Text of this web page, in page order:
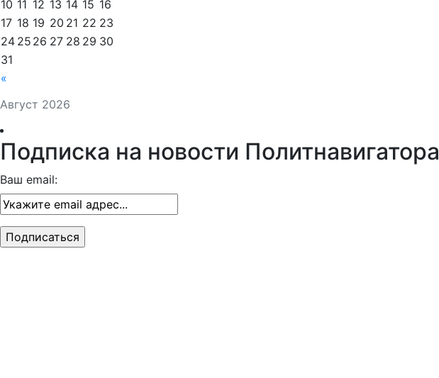
Август 2026
«
10 11 12 13 14 15 16
17 18 19 20 21 22 23
24 25 26 27 28 29 30
31
Подписка на новости Политнавигатора
Ваш email: